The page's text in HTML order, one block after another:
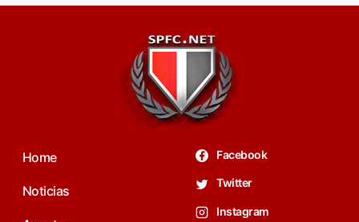
Home
Noticias
Facebook
Twitter
Instagram